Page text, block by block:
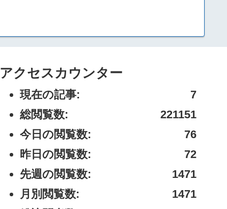
アクセスカウンター
7
現在の記事:
221151
総閲覧数:
76
今日の閲覧数:
72
昨日の閲覧数:
1471
先週の閲覧数:
1471
月別閲覧数: